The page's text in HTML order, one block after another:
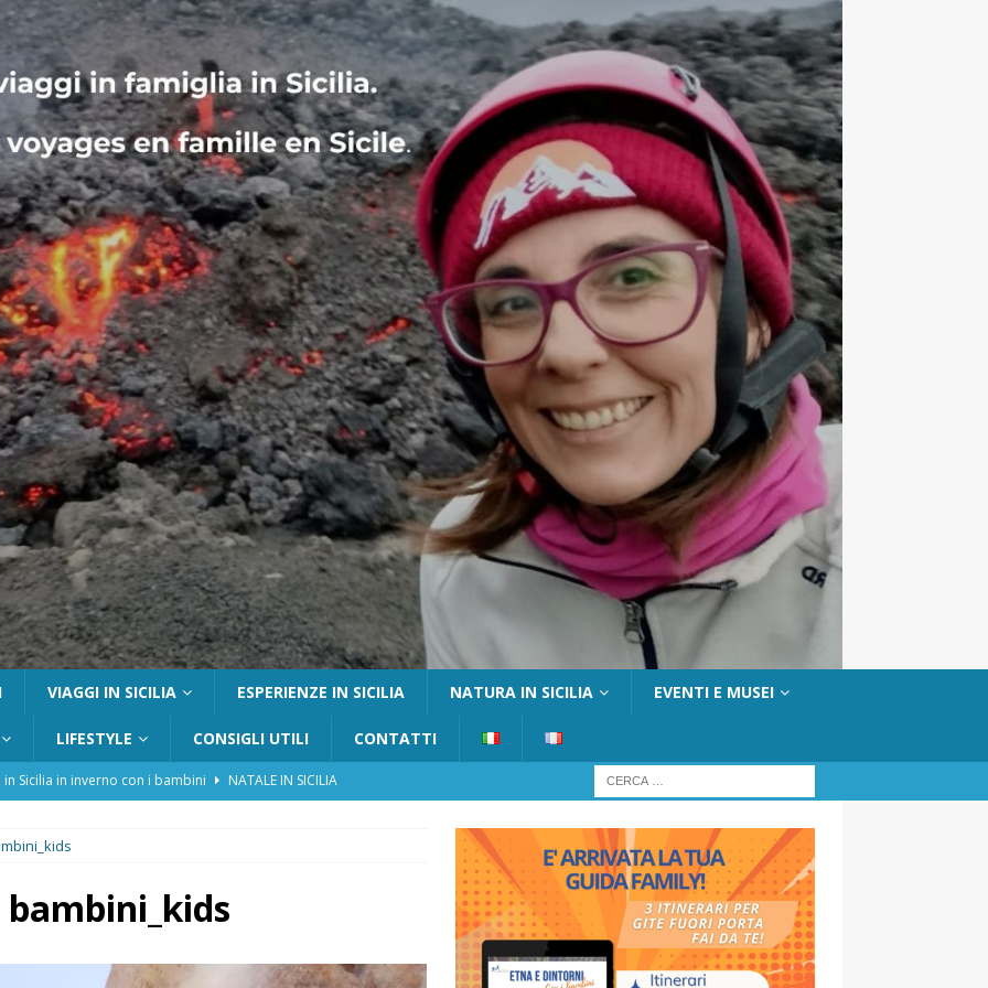
VIAGGI IN SICILIA ESPERIENZE IN SICILIA NATURA IN SICILIA EVENTI E MUSEI
LIFESTYLE CONSIGLI UTILI CONTATTI
in Sicilia in inverno con i bambini
NATALE IN SICILIA
con bambini: guida completa su come arrivare,
FUORI PORTA
a Pantelleria: dammusi vista mare e resort immersi nella natura